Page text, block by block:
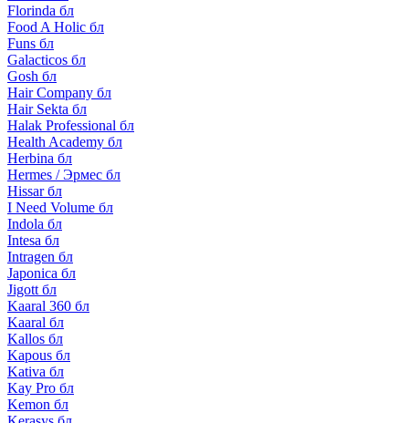
Florinda бл
Food A Holic бл
Funs бл
Galacticos бл
Gosh бл
Hair Company бл
Hair Sekta бл
Halak Professional бл
Health Academy бл
Herbina бл
Hermes / Эрмес бл
Hissar бл
I Need Volume бл
Indola бл
Intesa бл
Intragen бл
Japonica бл
Jigott бл
Kaaral 360 бл
Kaaral бл
Kallos бл
Kapous бл
Kativa бл
Kay Pro бл
Kemon бл